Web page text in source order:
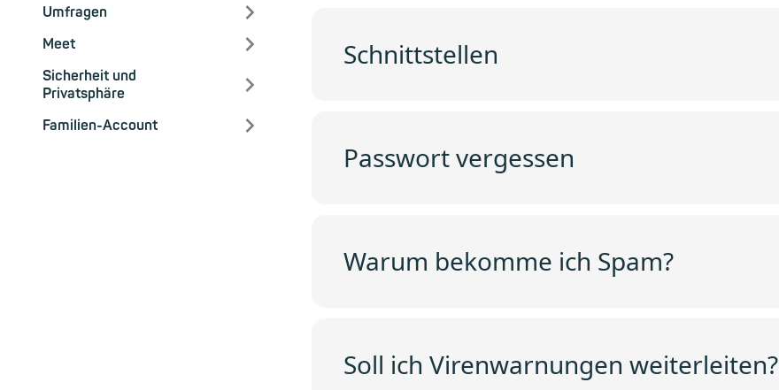
Umfragen
Meet
Sicherheit und
Privatsphäre
Familien-Account
Schnittstellen
Passwort vergessen
Warum bekomme ich Spam?
Soll ich Virenwarnungen weiterleiten?